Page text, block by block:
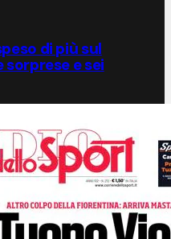
di più sul
e sei